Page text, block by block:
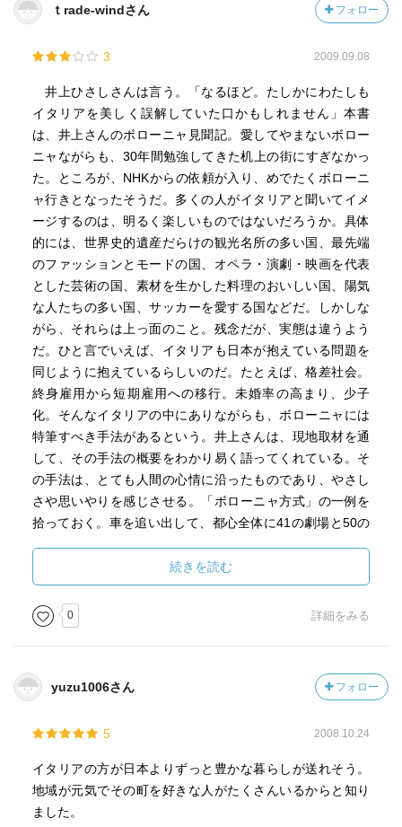
ｔrade-windさん フォロー
3 2009.09.08
井上ひさしさんは言う。「なるほど。たしかにわたしも
イタリアを美しく誤解していた口かもしれません」本書
は、井上さんのボローニャ見聞記。愛してやまないボロー
ニャながらも、30年間勉強してきた机上の街にすぎなかっ
た。ところが、NHKからの依頼が入り、めでたくボローニ
ャ行きとなったそうだ。多くの人がイタリアと聞いてイメ
ージするのは、明るく楽しいものではないだろうか。具体
的には、世界史的遺産だらけの観光名所の多い国、最先端
のファッションとモードの国、オペラ・演劇・映画を代表
とした芸術の国、素材を生かした料理のおいしい国、陽気
な人たちの多い国、サッカーを愛する国などだ。しかしな
がら、それらは上っ面のこと。残念だが、実態は違うよう
だ。ひと言でいえば、イタリアも日本が抱えている問題を
同じように抱えているらしいのだ。たとえば、格差社会。
終身雇用から短期雇用への移行。未婚率の高まり、少子
化。そんなイタリアの中にありながらも、ボローニャには
特筆すべき手法があるという。井上さんは、現地取材を通
して、その手法の概要をわかり易く語ってくれている。そ
の手法は、とても人間の心情に沿ったものであり、やさし
さや思いやりを感じさせる。「ボローニャ方式」の一例を
拾っておく。車を追い出して、都心全体に41の劇場と50の
が終日一緒にすごすことのできる施設に改造する。旧い証
券取引所を座席数900席の図書館に改造する。女子修道院を
女性図書館に改造し、さらにそこをヨーロッパの女性問題
研究センターにする。旧い煙草工場を世界一の映像センタ
の外観は修復保存して、その内部を学生と老人のための住
まいにする。ホームレスの人たちに市営バスの車庫を与
る。旧い農園を障害児たちに与えて自立を試みさせる。車
や絵本の見本市や子ども音楽祭を催して国の内外から人を
集めて街の名を知ってもらう。いずれの場合も住民と大学
続きを読む
0 詳細をみる
yuzu1006さん フォロー
5 2008.10.24
イタリアの方が日本よりずっと豊かな暮らしが送れそう。
地域が元気でその町を好きな人がたくさんいるからと知り
ました。